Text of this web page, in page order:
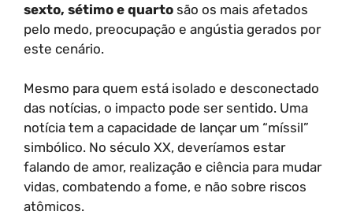
sexto, sétimo e quarto são os mais afetados
pelo medo, preocupação e angústia gerados por
este cenário.
Mesmo para quem está isolado e desconectado
das notícias, o impacto pode ser sentido. Uma
notícia tem a capacidade de lançar um “míssil”
simbólico. No século XX, deveríamos estar
falando de amor, realização e ciência para mudar
vidas, combatendo a fome, e não sobre riscos
atômicos.